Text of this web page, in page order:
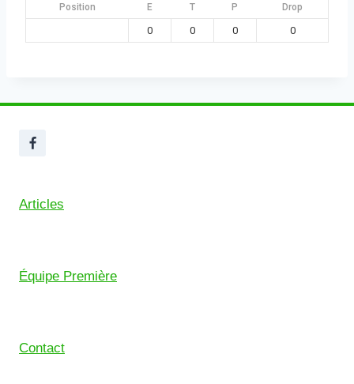
Position E T P Drop
0 0 0 0
Articles
Équipe Première
Contact